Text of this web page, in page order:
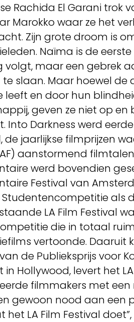
Rachida El Garani
Marokko waar ze het
Zijn grote droom is
Naïma is de
volgt, maar een gebrek
slaan. Maar hoewel
leeft en door hun
geven ze niet op en
Into Darkness werd
de jaarlijkse filmprijzen
aanstormend
werd bovendien
Festival van
Studentencompetitie als
LA Film Festival
die in totaal
vertoonde. Daaruit
de Publieksprijs voor
in Hollywood, levert het
filmmakers met een
gewoon nood aan een
het LA Film Festival